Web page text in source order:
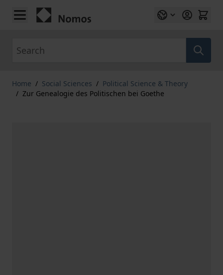
Skip to Content
Home / Social Sciences / Political Science & Theory
/ Zur Genealogie des Politischen bei Goethe